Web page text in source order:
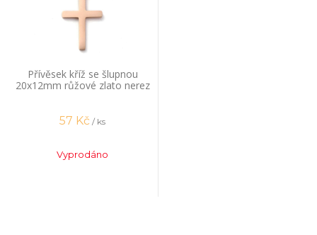
Přívěsek kříž se šlupnou
20x12mm růžové zlato nerez
57 Kč / ks
Vyprodáno